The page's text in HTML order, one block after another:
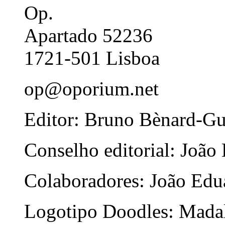
Op.
Apartado 52236
1721-501 Lisboa
op@oporium.net
Editor: Bruno Bènard-
Conselho editorial: João
Colaboradores: João
Logotipo Doodles: